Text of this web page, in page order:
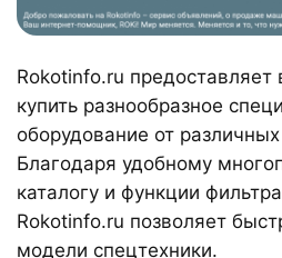
Rokotinfo.ru предоставляет
купить разнообразное
оборудование от
Благодаря удобному
каталогу и функции
Rokotinfo.ru позволяет
модели спецтехники.